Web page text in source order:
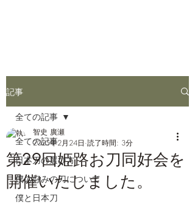
記事
全ての記事
日本刀の選び方
僕の好みの刀について
僕と日本刀
全ての記事
第29回姫路お刀同好会を
開催いたしました。
智史 廣瀬
2025年2月24日 読了時間: 3分